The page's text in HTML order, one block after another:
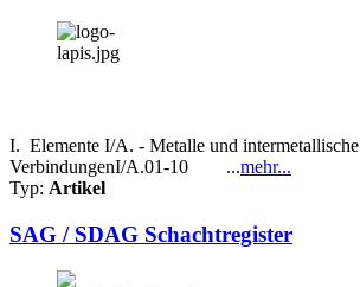
I. Elemente I/A. - Metalle und intermetallische
VerbindungenI/A.01-10 ...mehr...
Typ: Artikel
SAG / SDAG Schachtregister